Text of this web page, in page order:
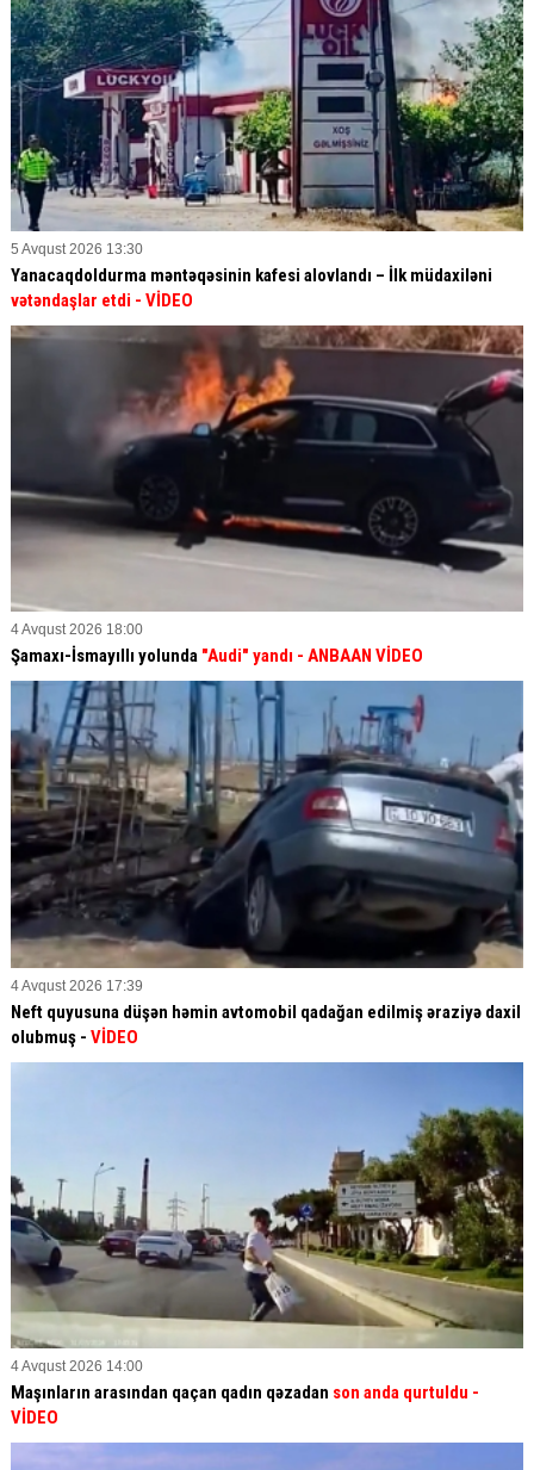
5 Avqust 2026 13:30
Yanacaqdoldurma məntəqəsinin kafesi alovlandı – İlk müdaxiləni
vətəndaşlar etdi - VİDEO
4 Avqust 2026 18:00
Şamaxı-İsmayıllı yolunda "Audi" yandı - ANBAAN VİDEO
4 Avqust 2026 17:39
Neft quyusuna düşən həmin avtomobil qadağan edilmiş əraziyə daxil
olubmuş - VİDEO
4 Avqust 2026 14:00
Maşınların arasından qaçan qadın qəzadan son anda qurtuldu -
VİDEO